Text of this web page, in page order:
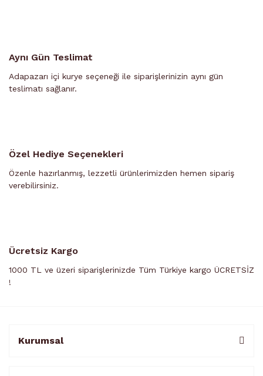
Aynı Gün Teslimat
Adapazarı içi kurye seçeneği ile siparişlerinizin aynı gün
teslimatı sağlanır.
Özel Hediye Seçenekleri
Özenle hazırlanmış, lezzetli ürünlerimizden hemen sipariş
verebilirsiniz.
Ücretsiz Kargo
1000 TL ve üzeri siparişlerinizde Tüm Türkiye kargo ÜCRETSİZ
!
Kurumsal